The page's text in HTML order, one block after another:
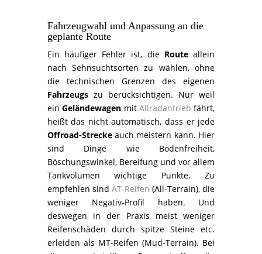
Fahrzeugwahl und Anpassung an die
geplante Route
Ein häufiger Fehler ist, die Route allein
nach Sehnsuchtsorten zu wählen, ohne
die technischen Grenzen des eigenen
Fahrzeugszu berücksichtigen. Nur weil
einGeländewagen mit Allradantrieb fährt,
heißt das nicht automatisch, dass er jede
Offroad-Streckeauch meistern kann. Hier
sind Dinge wie Bodenfreiheit,
Böschungswinkel, Bereifung und vor allem
Tankvolumen wichtige Punkte. Zu
empfehlen sind AT-Reifen (All-Terrain), die
weniger Negativ-Profil haben. Und
deswegen in der Praxis meist weniger
Reifenschäden durch spitze Steine etc.
erleiden als MT-Reifen (Mud-Terrain). Bei